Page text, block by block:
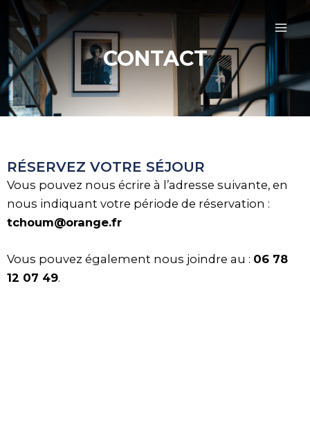
Aller
contenu
CONTACT
RÉSERVEZ VOTRE SÉJOUR
Vous pouvez nous écrire à l’adresse suivante, en
nous indiquant votre période de réservation :
tchoum@orange.fr
Vous pouvez également nous joindre au : 06 78
12 07 49.